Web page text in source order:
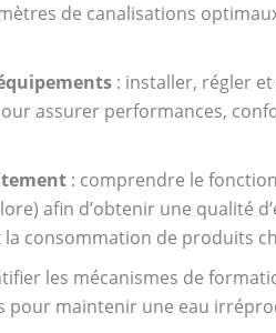
de canalisations
: installer, régler
assurer performances,
: comprendre le
afin d’obtenir une qualité
la consommation de produits
les mécanismes de
pour maintenir une eau